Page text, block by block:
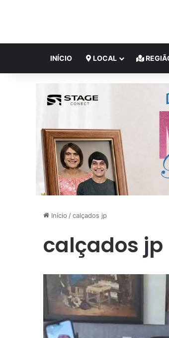
INÍCIO LOCAL
Início /calçados jp
calçados jp